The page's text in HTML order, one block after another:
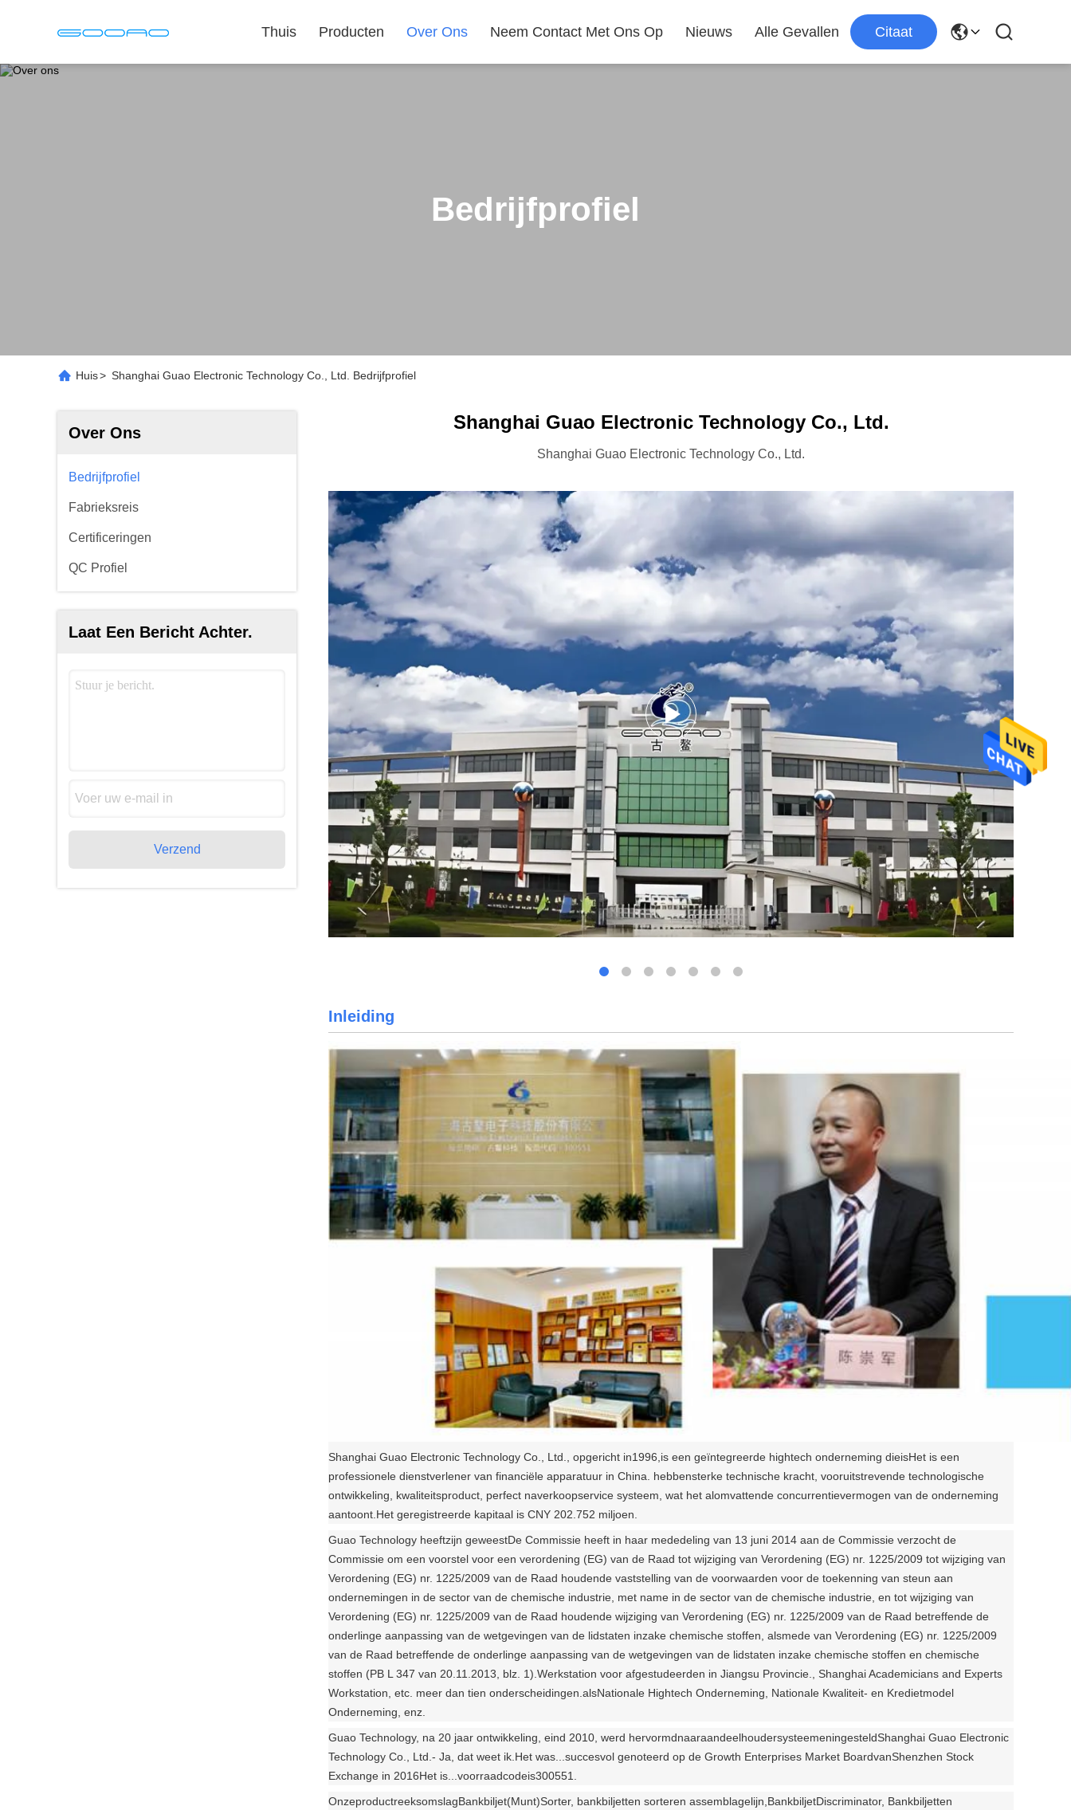
Thuis Producten Over Ons Neem Contact Met Ons Op Nieuws Alle Gevallen Citaat
Bedrijfprofiel
Huis> Shanghai Guao Electronic Technology Co., Ltd. Bedrijfprofiel
Over Ons
Bedrijfprofiel
Fabrieksreis
Certificeringen
QC Profiel
Laat Een Bericht Achter.
Verzend
Shanghai Guao Electronic Technology Co., Ltd.
Shanghai Guao Electronic Technology Co., Ltd.
Inleiding
Shanghai Guao Electronic Technology Co., Ltd., opgericht in1996 is een geïntegreerde hightech onderneming dieisHet is een
professionele dienstverlener van financiële apparatuur in China.
hebbensterke technische kracht, vooruitstrevende technologische
ontwikkeling, kwaliteitsproduct, perfect naverkoopservice systeem, wat het alomvattende concurrentievermogen van de onderneming
aantoont.Het geregistreerde kapitaal is CNY 202.752 miljoen.
Guao Technology heeftzijn geweestDe Commissie heeft in haar mededeling van 13 juni 2014 aan de Commissie verzocht de
Commissie om een voorstel voor een verordening (EG) van de Raad tot wijziging van Verordening (EG) nr. 1225/2009 tot wijziging van
Verordening (EG) nr. 1225/2009 van de Raad houdende vaststelling van de voorwaarden voor de toekenning van steun aan
ondernemingen in de sector van de chemische industrie, met name in de sector van de chemische industrie, en tot wijziging van
Verordening (EG) nr. 1225/2009 van de Raad houdende wijziging van Verordening (EG) nr. 1225/2009 van de Raad betreffende de
onderlinge aanpassing van de wetgevingen van de lidstaten inzake chemische stoffen, alsmede van Verordening (EG) nr. 1225/2009
van de Raad betreffende de onderlinge aanpassing van de wetgevingen van de lidstaten inzake chemische stoffen en chemische
stoffen (PB L 347 van 20.11.2013, blz. 1).Werkstation voor afgestudeerden in Jiangsu Provincie., Shanghai Academicians and Experts
Workstation, etc. meer dan tien onderscheidingen. alsNationale Hightech Onderneming, Nationale Kwaliteit- en Kredietmodel
Onderneming, enz.
Guao Technology, na 20 jaar ontwikkeling, eind 2010, werd hervormdnaaraandeelhoudersysteemeningesteldShanghai Guao Electronic
Technology Co., Ltd. - Ja, dat weet ik. Het was... succesvol genoteerd op de Growth Enterprises Market BoardvanShenzhen Stock
Exchange in 2016Het is... voorraadcodeis300551.
OnzeproductreeksomslagBankbiljet(Munt)Sorter, bankbiljetten sorteren assemblagelijn, BankbiljetDiscriminator, Bankbiljetten